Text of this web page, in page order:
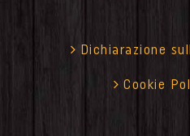
Dichiarazione
Cookie